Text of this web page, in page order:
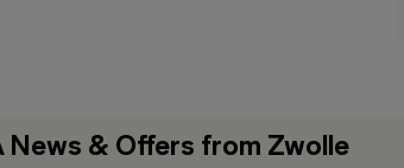
News & Offers from Zwolle